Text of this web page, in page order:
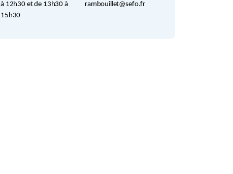
à 12h30 et de 13h30 à
15h30
rambouillet@sefo.fr